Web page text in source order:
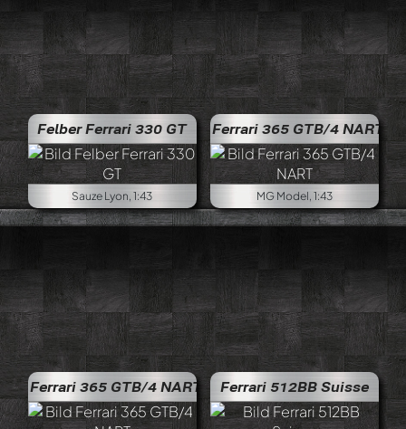
Felber Ferrari 330 GT
Sauze Lyon, 1:43
Ferrari 365 GTB/4 NART
MG Model, 1:43
Ferrari 365 GTB/4 NART Ferrari 512BB Suisse